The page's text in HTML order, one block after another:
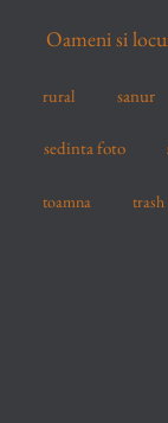
Oameni si
rural sanur
sedinta foto
toamna trash